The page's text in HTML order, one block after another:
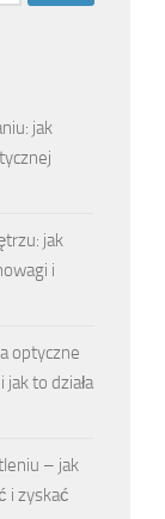
jak
jak
i
optyczne
to działa
– jak
i zyskać